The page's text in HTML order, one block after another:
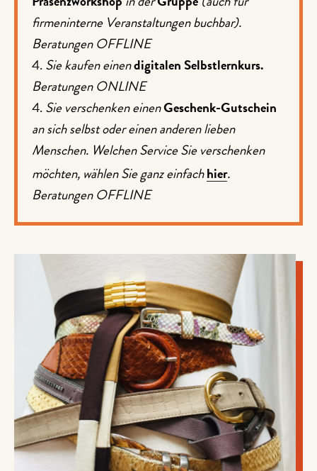
Präsenzworkshop in derGruppe (auch für
firmeninterne Veranstaltungen buchbar).
Beratungen OFFLINE
4. Sie kaufen einendigitalen Selbstlernkurs.
Beratungen ONLINE
Sie verschenken einenGeschenk-Gutschein
an sich selbst oder einen anderen lieben
Menschen. Welchen Service Sie verschenken
möchten, wählen Sie ganz einfach hier.
Beratungen OFFLINE